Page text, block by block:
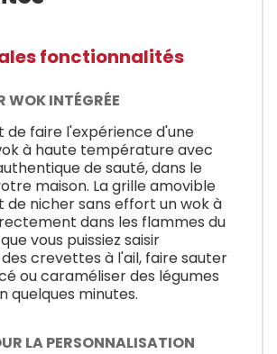
fonctionnalités
WOK INTÉGRÉE
de faire l'expérience d'une
à haute température avec
de sauté, dans le
maison. La grille amovible
de nicher sans effort un wok à
dans les flammes du
vous puissiez saisir
crevettes à l'ail, faire sauter
ou caraméliser des légumes
quelques minutes.
LA PERSONNALISATION